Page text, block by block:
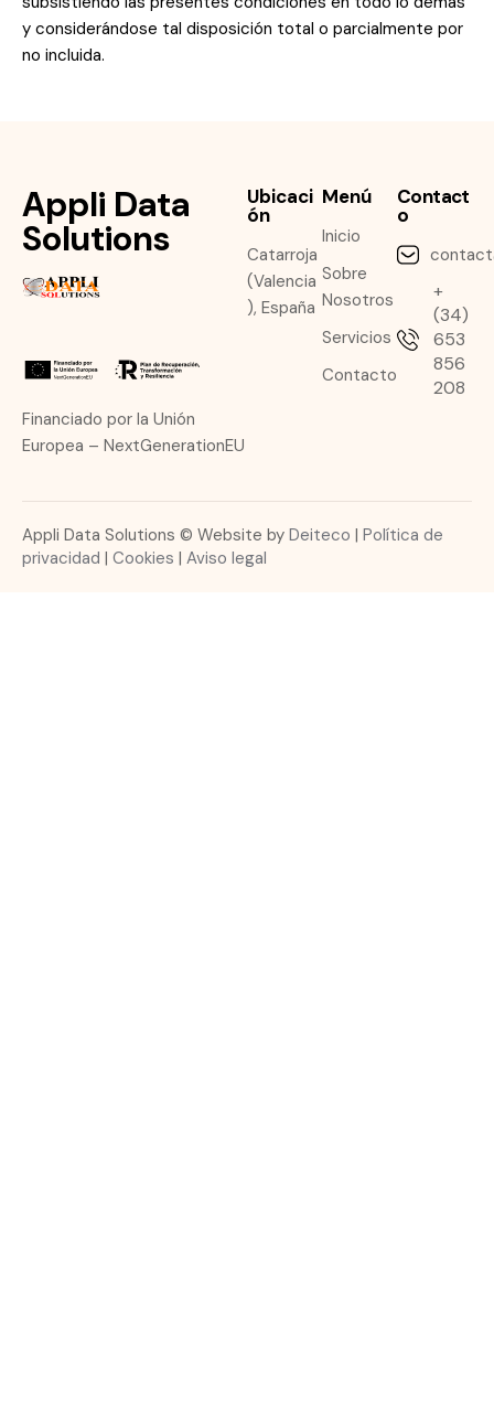
y considerándose tal disposición total o parcialmente por
no incluida.
Appli Data
Solutions
Financiado por la Unión
Europea – NextGenerationEU
Ubicaci
ón
Catarroja
(Valencia
), España
Menú
Inicio
Sobre
Nosotros
Servicios
Contacto
Contact
o
+
(34)
653
856
208
Appli Data Solutions © Website by Deiteco | Política de
privacidad | Cookies | Aviso legal